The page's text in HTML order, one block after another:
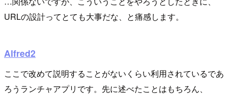
URLの設計ってとても大事だな、と痛感します。
Alfred2
ここで改めて説明することがないくらい利用されているであ
ろうランチャアプリです。先に述べたことはもちろん、